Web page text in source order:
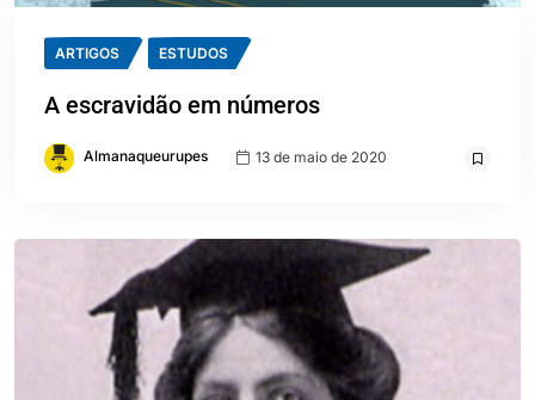
ARTIGOS ESTUDOS
A escravidão em números
Almanaqueurupes 13 de maio de 2020